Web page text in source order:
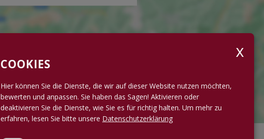
COOKIES
Hier können Sie die Dienste, die wir auf dieser Website nutzen möchten,
bewerten und anpassen. Sie haben das Sagen! Aktivieren oder
deaktivieren Sie die Dienste, wie Sie es für richtig halten. Um mehr zu
erfahren, lesen Sie bitte unsere Datenschutzerklärung